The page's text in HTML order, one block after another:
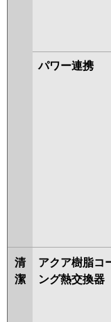
パワー連携
清
潔
アクア樹脂コ
ング熱交換器